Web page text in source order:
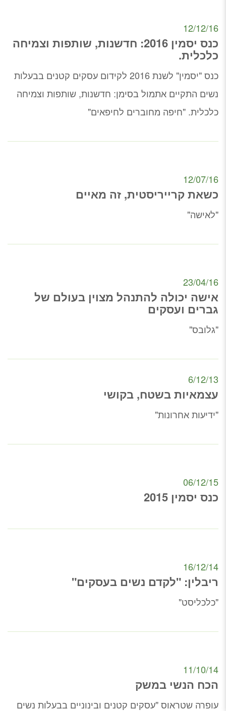
12/12/16
כנס יסמין 2016: חדשנות, שותפות וצמיחה
כלכלית.
כנס "יסמין" לשנת 2016 לקידום עסקים קטנים בבעלות
נשים התקיים אתמול בסימן: חדשנות, שותפות וצמיחה
כלכלית. "חיפה מחוברים לחיפאים"
12/07/16
כשאת קרייריסטית, זה מאיים
"לאישה"
23/04/16
אישה יכולה להתנהל מצוין בעולם של
גברים ועסקים
"גלובס"
6/12/13
עצמאיות בשטח, בקושי
"ידיעות אחרונות"
06/12/15
כנס יסמין 2015
16/12/14
ריבלין: "לקדם נשים בעסקים"
"כלכליסט"
11/10/14
הכח הנשי במשק
עופרה שטראוס "עסקים קטנים ובינוניים בבעלות נשים